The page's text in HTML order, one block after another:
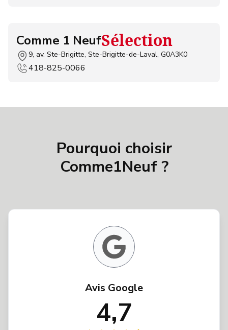
Comme 1 NeufSélection
9, av. Ste-Brigitte, Ste-Brigitte-de-Laval, G0A3K0
418-825-0066
Pourquoi choisir
Comme1Neuf ?
Avis Google
4,7